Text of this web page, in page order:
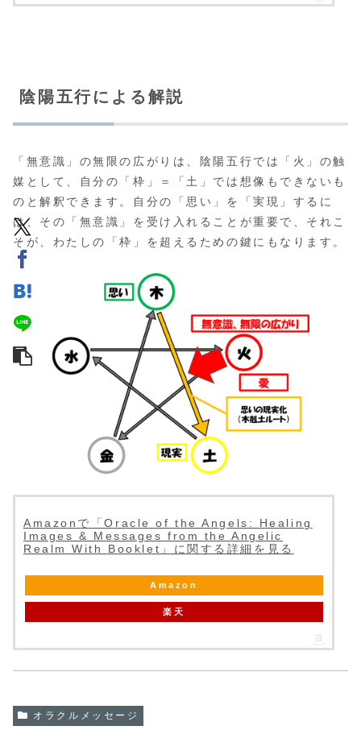
陰陽五行による解説
「無意識」の無限の広がりは、陰陽五行では「火」の触
媒として、自分の「枠」＝「土」では想像もできないも
のと解釈できます。自分の「思い」を「実現」するに
は、その「無意識」を受け入れることが重要で、それこ
そが、わたしの「枠」を超えるための鍵にもなります。
Amazonで「Oracle of the Angels: Healing
Images & Messages from the Angelic
Realm With Booklet」に関する詳細を見る
Amazon
楽天
オラクルメッセージ